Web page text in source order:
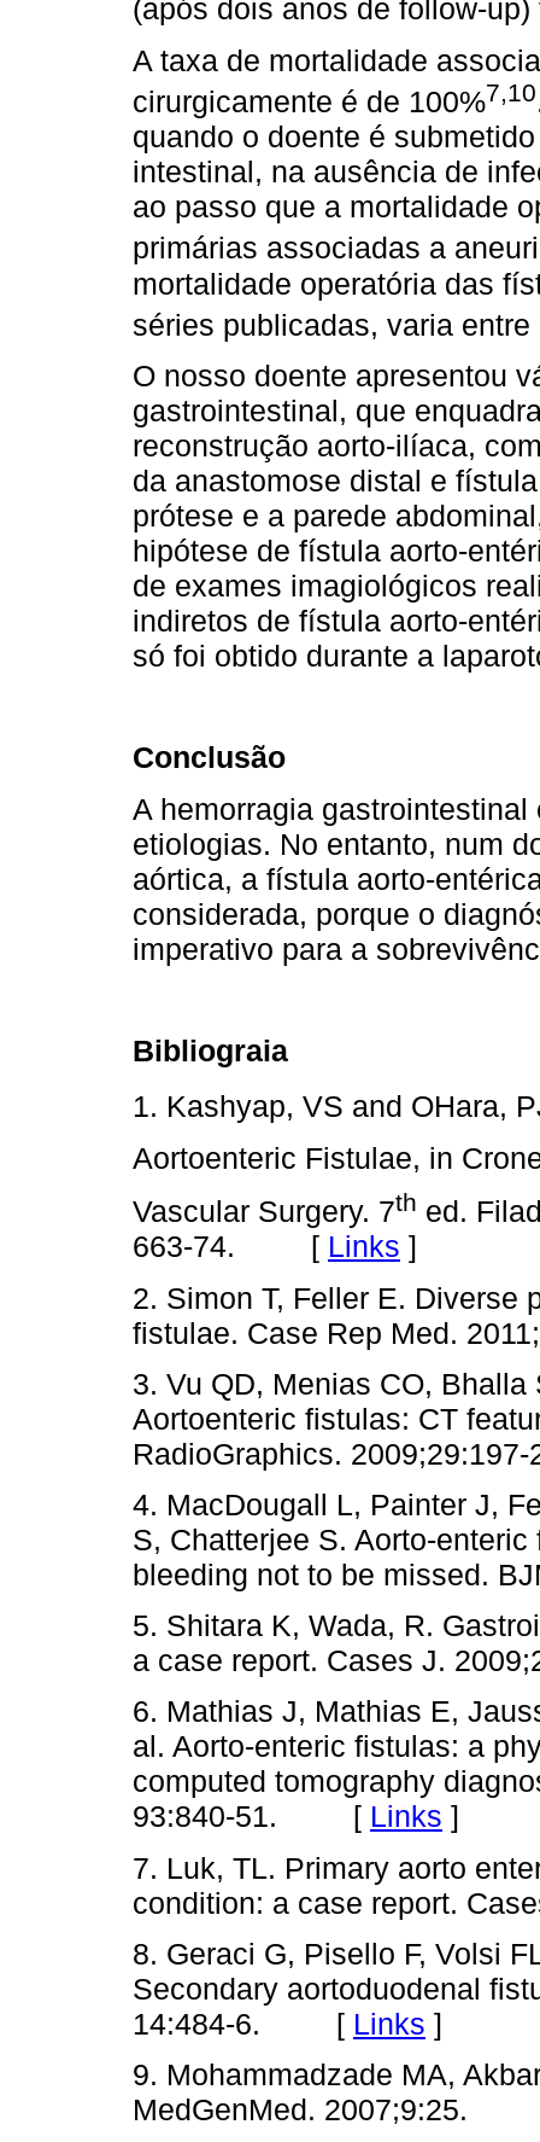
(após dois anos de follow-
A taxa de mortalidade
cirurgicamente é de 100%7,10
quando o doente é
intestinal, na ausência de
ao passo que a mortalidade
primárias associadas a
mortalidade operatória das
séries publicadas, varia entre
O nosso doente apresentou
gastrointestinal, que
reconstrução aorto-ilíaca,
da anastomose distal e
prótese e a parede
hipótese de fístula aorto-
de exames imagiológicos
indiretos de fístula aorto-
só foi obtido durante a
Conclusão
A hemorragia
etiologias. No entanto, num
aórtica, a fístula aorto-
considerada, porque o
imperativo para a
Bibliograia
1. Kashyap, VS and OHara,
Aortoenteric Fistulae, in
Vascular Surgery. 7th ed.
663-74. [ Links ]
2. Simon T, Feller E. Diverse
fistulae. Case Rep Med.
3. Vu QD, Menias CO,
Aortoenteric fistulas: CT
RadioGraphics.
4. MacDougall L, Painter J,
S, Chatterjee S. Aorto-
bleeding not to be
5. Shitara K, Wada, R.
a case report. Cases J.
6. Mathias J, Mathias E,
al. Aorto-enteric fistulas: a
computed tomography
93:840-51. [ Links ]
7. Luk, TL. Primary aorto
condition: a case report.
8. Geraci G, Pisello F, Volsi
Secondary aortoduodenal
14:484-6. [ Links ]
9. Mohammadzade MA,
MedGenMed.